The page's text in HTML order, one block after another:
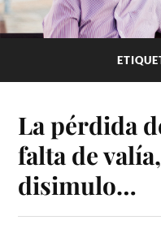
La pérdida
falta de
disimulo…